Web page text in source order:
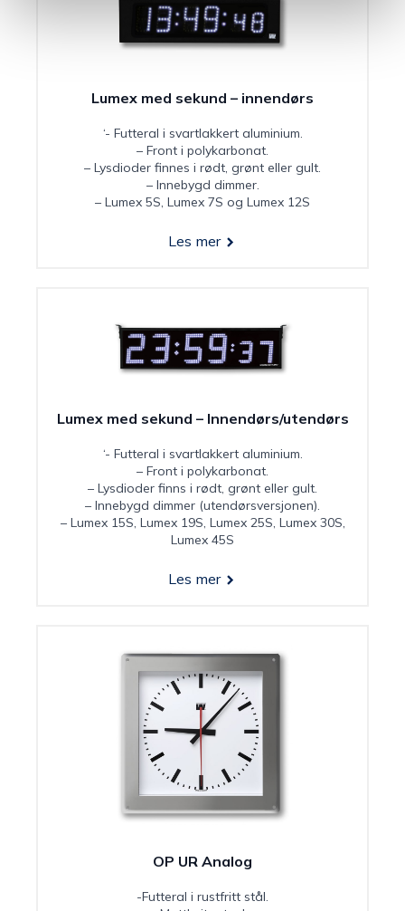
Lumex med sekund – innendørs
‘- Futteral i svartlakkert aluminium.
– Front i polykarbonat.
– Lysdioder finnes i rødt, grønt eller gult.
– Innebygd dimmer.
– Lumex 5S, Lumex 7S og Lumex 12S
Les mer
Lumex med sekund – Innendørs/utendørs
‘- Futteral i svartlakkert aluminium.
– Front i polykarbonat.
– Lysdioder finns i rødt, grønt eller gult.
– Innebygd dimmer (utendørsversjonen).
– Lumex 15S, Lumex 19S, Lumex 25S, Lumex 30S,
Lumex 45S
Les mer
OP UR Analog
-Futteral i rustfritt stål.